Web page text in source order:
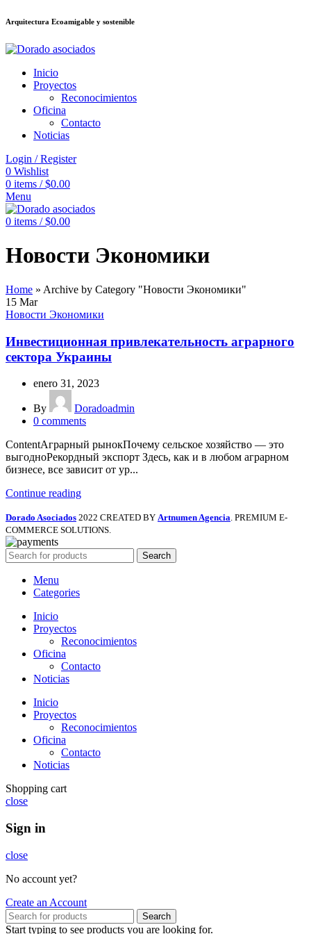
168สล็อตdeneme bonusu veren siteler
Arquitectura Ecoamigable y sostenible
Inicio
Proyectos
Reconocimientos
Oficina
Contacto
Noticias
Login / Register
0 Wishlist
0 items / $0.00
Menu
0 items / $0.00
Новости Экономики
Home » Archive by Category "Новости Экономики"
15 Mar
Новости Экономики
Инвестиционная привлекательность аграрного
сектора Украины
enero 31, 2023
By
Doradoadmin
0 comments
ContentАграрный рынокПочему сельское хозяйство — это
выгодноРекордный экспорт Здесь, как и в любом аграрном
бизнесе, все зависит от ур...
Continue reading
Dorado Asociados 2022 CREATED BY Artnumen Agencia. PREMIUM E-
COMMERCE SOLUTIONS.
Search
Menu
Categories
Inicio
Proyectos
Reconocimientos
Oficina
Contacto
Noticias
Inicio
Proyectos
Reconocimientos
Oficina
Contacto
Noticias
Shopping cart
close
Sign in
close
No account yet?
Create an Account
Search
Start typing to see products you are looking for.